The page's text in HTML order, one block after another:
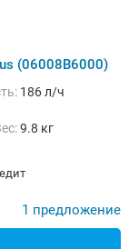
(06008B6000)
186 л/ч
Вес:9.8 кг
1 предложение